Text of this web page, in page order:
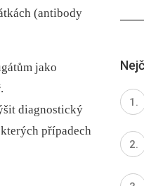
(antibody
jako
diagnostický
případech